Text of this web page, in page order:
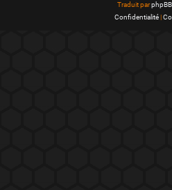
Traduit par
Confidentialité|